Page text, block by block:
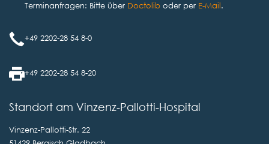
Terminanfragen: Bitte über Doctolib oder per E-Mail.
+49 2202-28 54 8-0
+49 2202-28 54 8-20
Standort am Vinzenz-Pallotti-Hospital
Vinzenz-Pallotti-Str. 22